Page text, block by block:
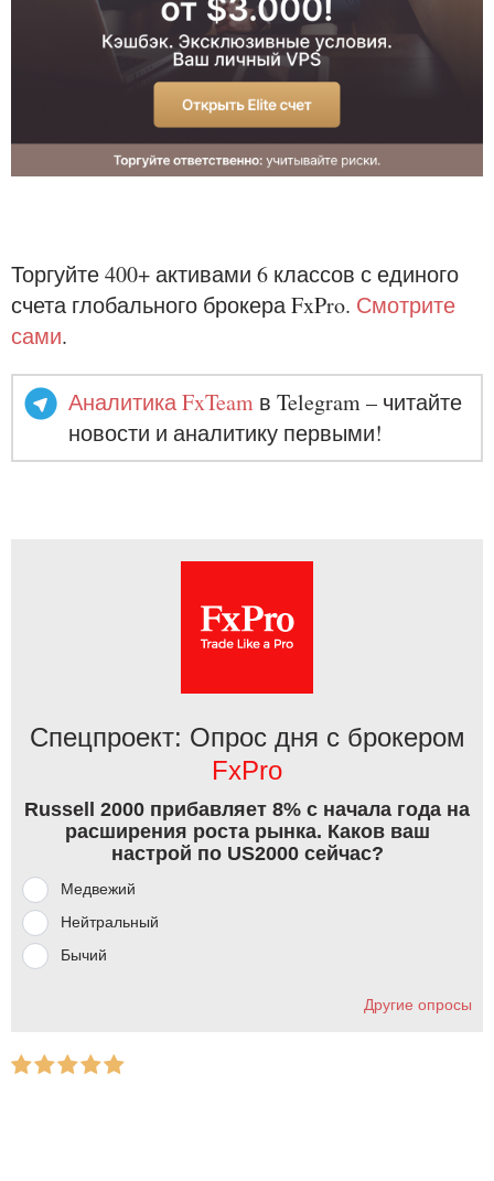
Торгуйте 400+ активами 6 классов с единого
счета глобального брокера FxPro. Смотрите
сами.
Аналитика FxTeam в Telegram – читайте
новости и аналитику первыми!
Спецпроект: Опрос дня с брокером
FxPro
Russell 2000 прибавляет 8% с начала года на
расширения роста рынка. Каков ваш
настрой по US2000 сейчас?
Медвежий
Нейтральный
Бычий
Другие опросы